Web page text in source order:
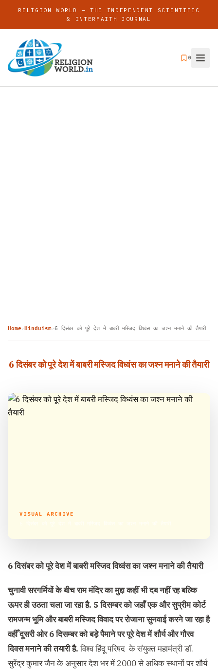
RELIGION WORLD — THE INDEPENDENT SCIENTIFIC
& INTERFAITH JOURNAL
0
Home› Hinduism›6 दिसंबर को पूरे देश में बाबरी मस्जिद विध्वंस का जश्न मनाने की तैयारी
6 दिसंबर को पूरे देश में बाबरी मस्जिद विध्वंस का जश्न मनाने की तैयारी
VISUAL ARCHIVE
6 दिसंबर को पूरे देश में बाबरी मस्जिद विध्वंस का जश्न मनाने की तैयारी
चुनावी सरगर्मियों के बीच राम मंदिर का मुद्दा कहीं भी दब नहीं रह बल्कि
ऊपर ही उठता चला जा रहा है. 5 दिसम्बर को जहाँ एक और सुप्रीम कोर्ट
रामजन्म भूमि और बाबरी मस्जिद विवाद पर रोजाना सुनवाई करने जा रहा है
वहीँ दूसरी ओर 6 दिसम्बर को बड़े पैमाने पर पूरे देश में शौर्य और गौरव
दिवस मनाने की तयारी है.विश्व हिंदू परिषद के संयुक्त महामंत्री डॉ.
सुरेंद्र कुमार जैन के अनुसार देश भर में 2000 से अधिक स्थानों पर शौर्य